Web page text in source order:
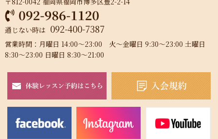
通じない時は 092-400-7387
営業時間：月曜日 14:00～23:00 火～金曜日 9:30～23:00 土曜日
8:30～23:00 日曜日 8:30～21:00